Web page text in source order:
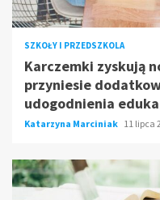
SZKOŁY I PRZEDSZKOLA
Karczemki zyskują
przyniesie
udogodnienia
Katarzyna Marciniak 11 lipca